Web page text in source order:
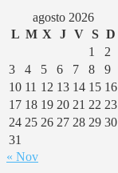
agosto 2026
L M X J V S D
1
2
3
4 5 6 7 8
9
10 11 12 13 14 15 16
17 18 19 20 21 22 23
24 25 26 27 28 29 30
31
« Nov